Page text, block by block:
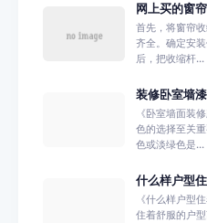
网上买的窗
首先，将窗帘
齐全。确定安
后，把收缩杆...
装修卧室墙
《卧室墙面装
色的选择至关
色或淡绿色是...
什么样户型
《什么样户型
住着舒服的户